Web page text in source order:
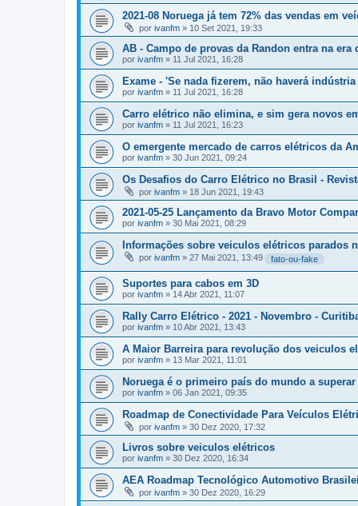
2021-08 Noruega já tem 72% das vendas em
por ivanfm » 10 Set 2021, 19:33
AB - Campo de provas da Randon entra na
por ivanfm » 11 Jul 2021, 16:28
Exame - 'Se nada fizerem, não haverá
por ivanfm » 11 Jul 2021, 16:28
Carro elétrico não elimina, e sim gera novos
por ivanfm » 11 Jul 2021, 16:23
O emergente mercado de carros elétricos da
por ivanfm » 30 Jun 2021, 09:24
Os Desafios do Carro Elétrico no Brasil -
por ivanfm » 18 Jun 2021, 19:43
2021-05-25 Lançamento da Bravo Motor
por ivanfm » 30 Mai 2021, 08:29
Informações sobre veiculos elétricos parados
por ivanfm » 27 Mai 2021, 13:49 fato-ou-fake
Suportes para cabos em 3D
por ivanfm » 14 Abr 2021, 11:07
Rally Carro Elétrico - 2021 - Novembro -
por ivanfm » 10 Abr 2021, 13:43
A Maior Barreira para revolução dos veiculos
por ivanfm » 13 Mar 2021, 11:01
Noruega é o primeiro país do mundo a
por ivanfm » 06 Jan 2021, 09:35
Roadmap de Conectividade Para Veículos
por ivanfm » 30 Dez 2020, 17:32
Livros sobre veiculos elétricos
por ivanfm » 30 Dez 2020, 16:34
AEA Roadmap Tecnológico Automotivo
por ivanfm » 30 Dez 2020, 16:29